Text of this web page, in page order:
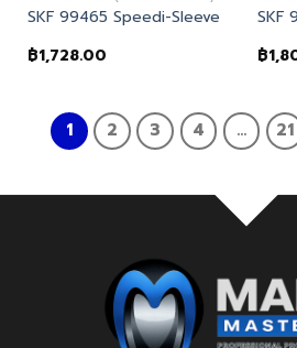
SKF 99465 Speedi-Sleeve
฿1,728.00
SKF
฿
1 2 3 4 … 21